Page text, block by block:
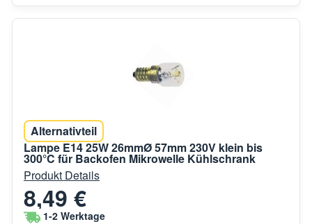
Alternativteil
Lampe E14 25W 26mmØ 57mm 230V klein bis
300°C für Backofen Mikrowelle Kühlschrank
Produkt Details
8,49 €
1-2 Werktage